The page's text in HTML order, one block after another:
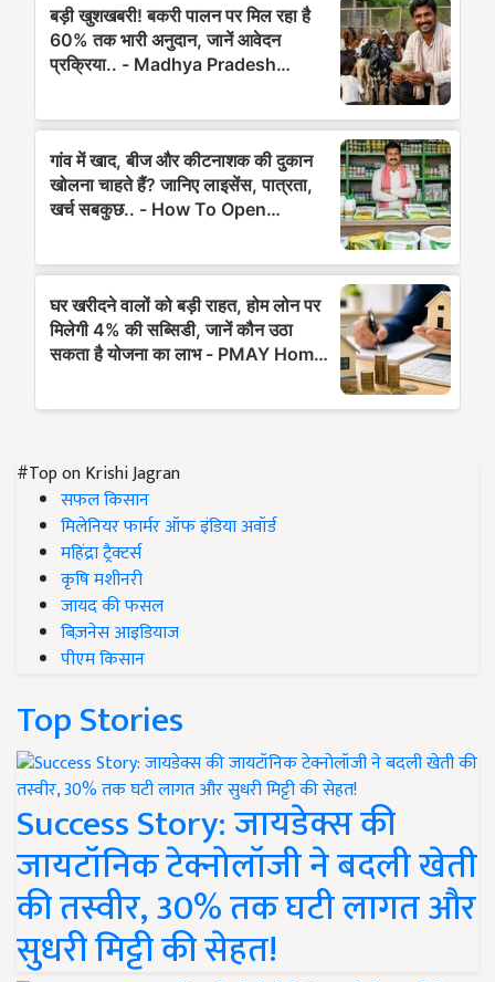
#Top on Krishi Jagran
सफल किसान
मिलेनियर फार्मर ऑफ इंडिया अवॉर्ड
महिंद्रा ट्रैक्टर्स
कृषि मशीनरी
जायद की फसल
बिज़नेस आइडियाज
पीएम किसान
Top Stories
Success Story: जायडेक्स की
जायटॉनिक टेक्नोलॉजी ने बदली खेती
की तस्वीर, 30% तक घटी लागत और
सुधरी मिट्टी की सेहत!